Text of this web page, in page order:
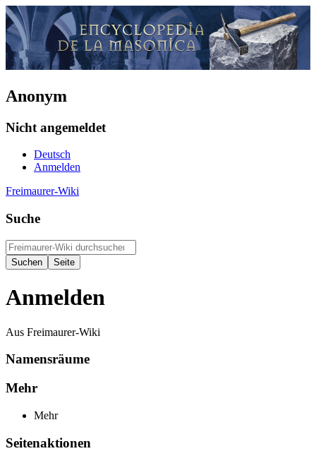
Anonym
Nicht angemeldet
Deutsch
Anmelden
Freimaurer-Wiki
Suche
Anmelden
Aus Freimaurer-Wiki
Namensräume
Mehr
Mehr
Seitenaktionen